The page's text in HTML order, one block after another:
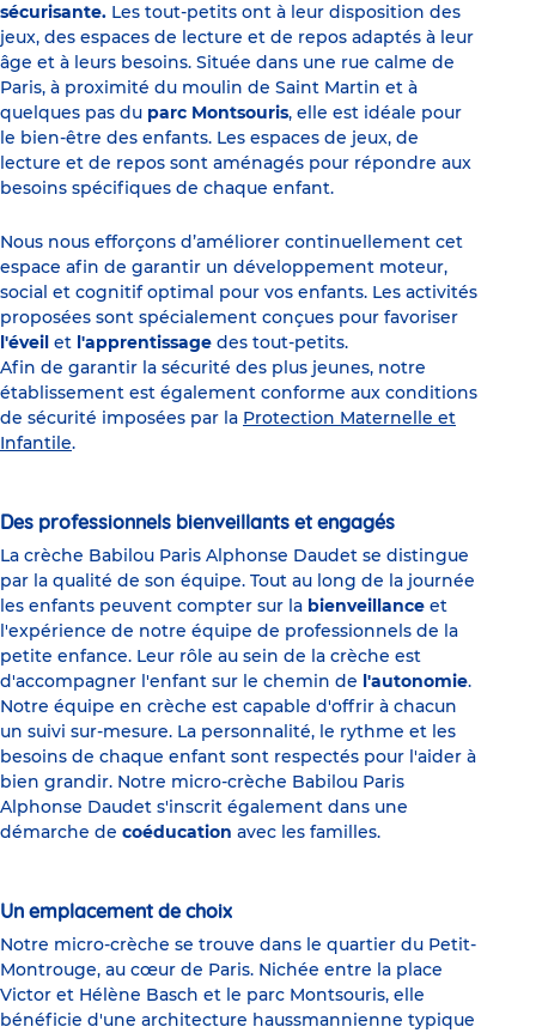
sécurisante. Les tout-petits ont à leur disposition des
jeux, des espaces de lecture et de repos adaptés à leur
âge et à leurs besoins. Située dans une rue calme de
Paris, à proximité du moulin de Saint Martin et à
quelques pas du parc Montsouris, elle est idéale pour
le bien-être des enfants. Les espaces de jeux, de
lecture et de repos sont aménagés pour répondre aux
besoins spécifiques de chaque enfant.
Nous nous efforçons d’améliorer continuellement cet
espace afin de garantir un développement moteur,
social et cognitif optimal pour vos enfants. Les activités
proposées sont spécialement conçues pour favoriser
l'éveil et l'apprentissage des tout-petits.
Afin de garantir la sécurité des plus jeunes, notre
établissement est également conforme aux conditions
de sécurité imposées par la Protection Maternelle et
Infantile.
Des professionnels bienveillants et engagés
La crèche Babilou Paris Alphonse Daudet se distingue
par la qualité de son équipe. Tout au long de la journée
les enfants peuvent compter sur la bienveillance et
l'expérience de notre équipe de professionnels de la
petite enfance. Leur rôle au sein de la crèche est
d'accompagner l'enfant sur le chemin de l'autonomie.
Notre équipe en crèche est capable d'offrir à chacun
un suivi sur-mesure. La personnalité, le rythme et les
besoins de chaque enfant sont respectés pour l'aider à
bien grandir. Notre micro-crèche Babilou Paris
Alphonse Daudet s'inscrit également dans une
démarche de coéducation avec les familles.
Un emplacement de choix
Notre micro-crèche se trouve dans le quartier du Petit-
Montrouge, au cœur de Paris. Nichée entre la place
Victor et Hélène Basch et le parc Montsouris, elle
bénéficie d'une architecture haussmannienne typique